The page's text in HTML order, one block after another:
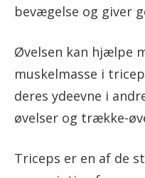
bevægelse og giver
Øvelsen kan hjælpe
muskelmasse i
deres ydeevne i
øvelser og trække-
Triceps er en af de